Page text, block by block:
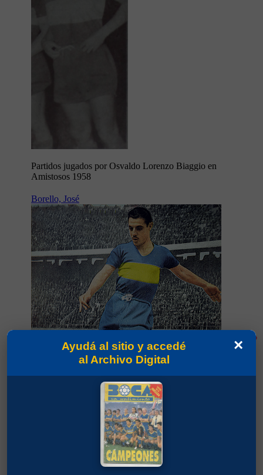
Partidos jugados por Osvaldo Lorenzo Biaggio en
Amistosos 1958
Borello, José
Partidos jugados por José Borello en Amistosos
×
Ayudá al sitio y accedé
al Archivo Digital